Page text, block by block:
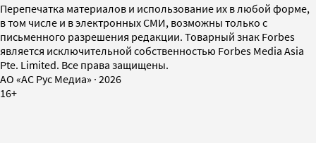
Перепечатка материалов и использование их в любой форме,
в том числе и в электронных СМИ, возможны только с
письменного разрешения редакции. Товарный знак Forbes
является исключительной собственностью Forbes Media Asia
Pte. Limited. Все права защищены.
AO «АС Рус Медиа» · 2026
16+